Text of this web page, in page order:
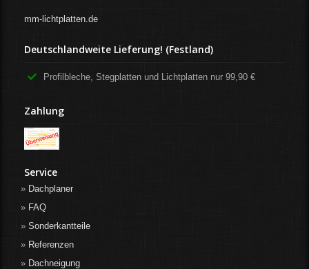
mm-lichtplatten.de
Deutschlandweite Lieferung! (Festland)
Profilbleche, Stegplatten und Lichtplatten nur 99,90 €
Zahlung
Service
Dachplaner
FAQ
Sonderkantteile
Referenzen
Dachneigung